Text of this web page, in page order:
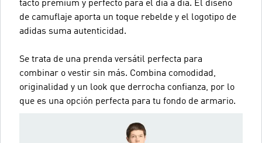
tacto prémium y perfecto para el día a día. El diseño
de camuflaje aporta un toque rebelde y el logotipo de
adidas suma autenticidad.
Se trata de una prenda versátil perfecta para
combinar o vestir sin más. Combina comodidad,
originalidad y un look que derrocha confianza, por lo
que es una opción perfecta para tu fondo de armario.